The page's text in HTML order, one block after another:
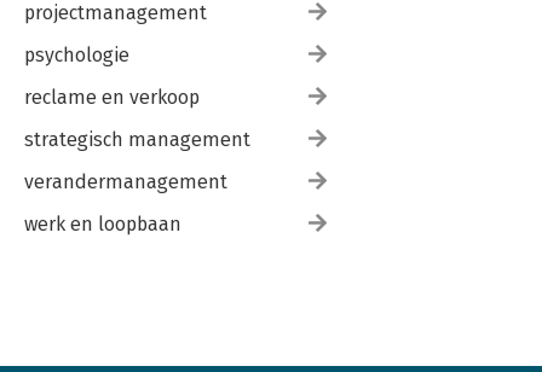
projectmanagement
psychologie
reclame en verkoop
strategisch management
verandermanagement
werk en loopbaan